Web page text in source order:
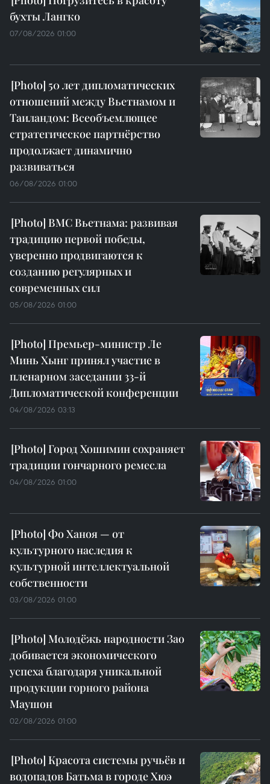
бухты Лангко
07/08/2026 01:00
50 лет дипломатических
отношений между Вьетнамом и
Таиландом: Всеобъемлющее
стратегическое партнёрство
продолжает динамично
развиваться
06/08/2026 01:00
ВМС Вьетнама: развивая
традицию первой победы,
уверенно продвигаются к
созданию регулярных и
современных сил
05/08/2026 01:00
Премьер-министр Ле
Минь Хынг принял участие в
пленарном заседании 33-й
Дипломатической конференции
04/08/2026 03:13
Город Хошимин сохраняет
традиции гончарного ремесла
04/08/2026 01:00
Фо Ханоя — от
культурного наследия к
культурной интеллектуальной
собственности
03/08/2026 01:00
Молодёжь народности Зао
добивается экономического
успеха благодаря уникальной
продукции горного района
Маушон
02/08/2026 01:00
Красота системы ручьёв и
водопадов Батьма в городе Хюэ